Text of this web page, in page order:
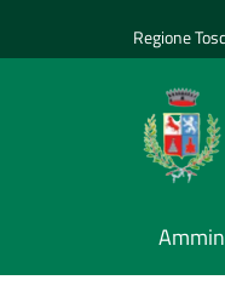
Regione